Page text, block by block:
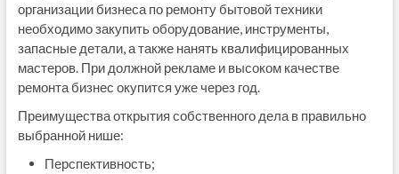
организации бизнеса по ремонту бытовой техники
необходимо закупить оборудование, инструменты,
запасные детали, а также нанять квалифицированных
мастеров. При должной рекламе и высоком качестве
ремонта бизнес окупится уже через год.
Преимущества открытия собственного дела в правильно
выбранной нише:
Перспективность;